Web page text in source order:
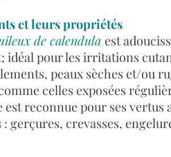
et leurs propriétés
de calendula est
idéal pour les irritations
peaux sèches et/ou
celles exposées
est reconnue pour ses vertus
gerçures, crevasses,